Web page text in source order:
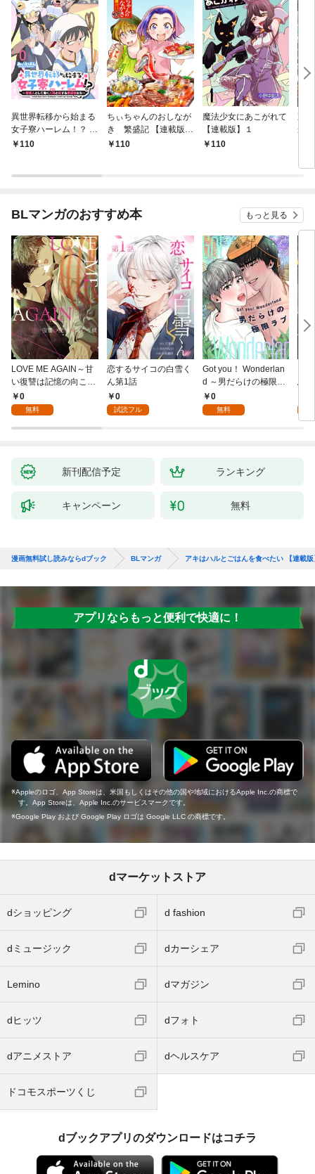
異世界転移から始まる
女子寮ハーレム！？ ～
管理人として働く人間
110
ちぃちゃんのおしなが
き 繁盛記 【連載版】
１110
魔法少女にあこがれて
【連載版】１
110
東
か
な
BLマンガのおすすめ本 もっと見る
LOVE ME AGAIN～甘
い復讐は記憶の向こう
側～(1)
0
無料
恋するサイコの白雪く
ん第1話
0
試読フル
Got you！ Wonderlan
d ～男だらけの極限ラ
ブ～(1)
0
無料
鳥
新刊配信予定 ランキング
キャンペーン 無料
漫画無料試し読みならdブック BLマンガ アキはハルとごはんを食べたい 【連載版
アプリならもっと便利で快適に！
Appleのロゴ、App Storeは、米国もしくはその他の国や地域におけるApple Inc.の商標で
す。App Storeは、Apple Inc.のサービスマークです。
Google Play および Google Play ロゴは Google LLC の商標です。
dマーケットストア
dショッピング d fashion
dミュージック dカーシェア
Lemino dマガジン
dヒッツ dフォト
dアニメストア dヘルスケア
ドコモスポーツくじ
dブックアプリのダウンロードはコチラ